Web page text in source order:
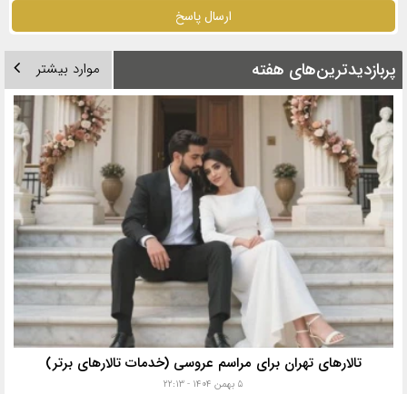
ارسال پاسخ
پربازدیدترین‌های هفته موارد بیشتر
تالارهای تهران برای مراسم عروسی (خدمات تالارهای برتر)
۵ بهمن ۱۴۰۴ - ۲۲:۱۳